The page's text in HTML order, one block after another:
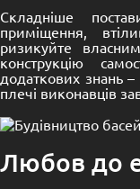
Складніше
приміщення,
ризикуйте
конструкцію
додаткових знань –
плечі виконавців
Любов до